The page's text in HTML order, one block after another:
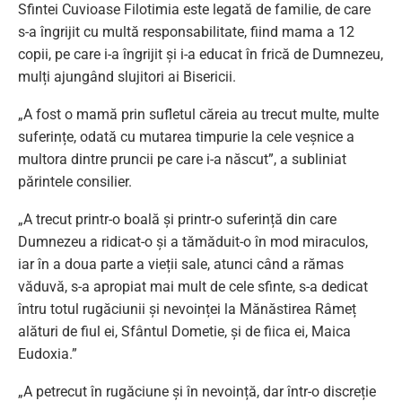
Sfintei Cuvioase Filotimia este legată de familie, de care
s-a îngrijit cu multă responsabilitate, fiind mama a 12
copii, pe care i-a îngrijit și i-a educat în frică de Dumnezeu,
mulți ajungând slujitori ai Bisericii.
„A fost o mamă prin sufletul căreia au trecut multe, multe
suferințe, odată cu mutarea timpurie la cele veșnice a
multora dintre pruncii pe care i-a născut”, a subliniat
părintele consilier.
„A trecut printr-o boală și printr-o suferință din care
Dumnezeu a ridicat-o și a tămăduit-o în mod miraculos,
iar în a doua parte a vieții sale, atunci când a rămas
văduvă, s-a apropiat mai mult de cele sfinte, s-a dedicat
întru totul rugăciunii și nevoinței la Mănăstirea Râmeț
alături de fiul ei, Sfântul Dometie, și de fiica ei, Maica
Eudoxia.”
„A petrecut în rugăciune și în nevoință, dar într-o discreție